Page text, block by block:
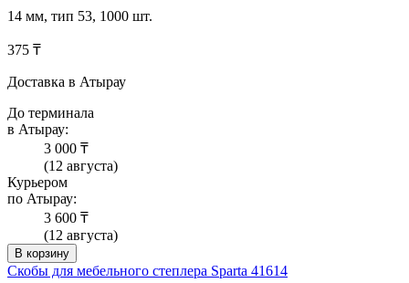
14 мм, тип 53, 1000 шт.
375 ₸
Доставка в Атырау
До терминала
в Атырау:
3 000 ₸
(12 августа)
Курьером
по Атырау:
3 600 ₸
(12 августа)
В корзину
Скобы для мебельного степлера Sparta 41614